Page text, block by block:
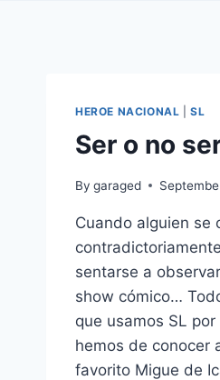
HEROE NACIONAL |SL
Ser o no
By garaged
Cuando alguien se
sentarse a
show cómico…
que usamos SL
hemos de conocer
favorito Migue de